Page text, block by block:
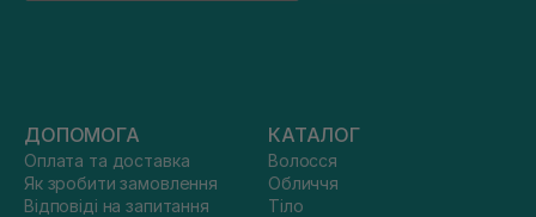
ДОПОМОГА
Оплата та доставка
Як зробити замовлення
Відповіді на запитання
КАТАЛОГ
Волосся
Обличчя
Тіло